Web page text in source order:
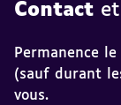
Contact
Permanence
(sauf durant
vous.